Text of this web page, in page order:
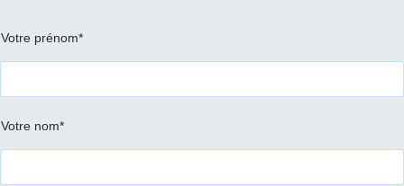
et
nom *
Votre prénom*
Votre nom*